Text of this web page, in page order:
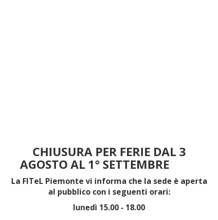
CHIUSURA PER FERIE DAL 3
AGOSTO AL 1° SETTEMBRE
La FITeL Piemonte vi informa che la sede è aperta
al pubblico con i seguenti orari:
lunedì 15.00 - 18.00